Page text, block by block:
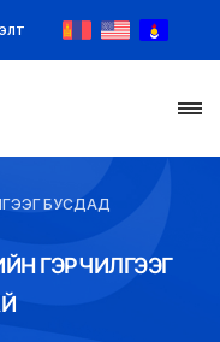
БУСДАД
ГЭРЧИЛГЭЭГ